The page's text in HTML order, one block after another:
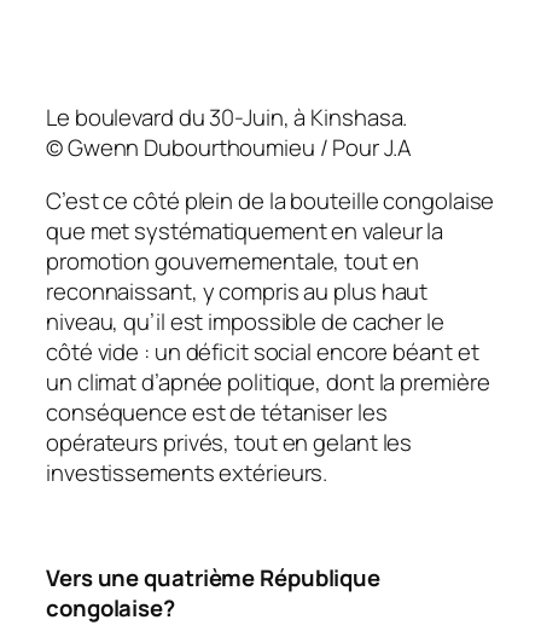
Le boulevard du 30-Juin, à Kinshasa.
© Gwenn Dubourthoumieu / Pour J.A
C’est ce côté plein de la bouteille congolaise
que met systématiquement en valeur la
promotion gouvernementale, tout en
reconnaissant, y compris au plus haut
niveau, qu’il est impossible de cacher le
côté vide : un déficit social encore béant et
un climat d’apnée politique, dont la première
conséquence est de tétaniser les
opérateurs privés, tout en gelant les
investissements extérieurs.
Vers une quatrième République
congolaise?